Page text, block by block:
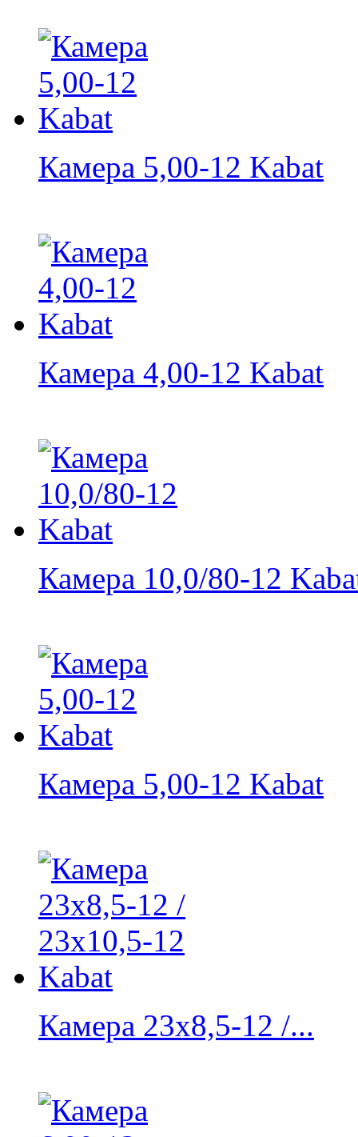
Камера 5,00-12 Kabat
Камера 4,00-12 Kabat
Камера 10,0/80-12
Камера 5,00-12 Kabat
Камера 23x8,5-12 /...